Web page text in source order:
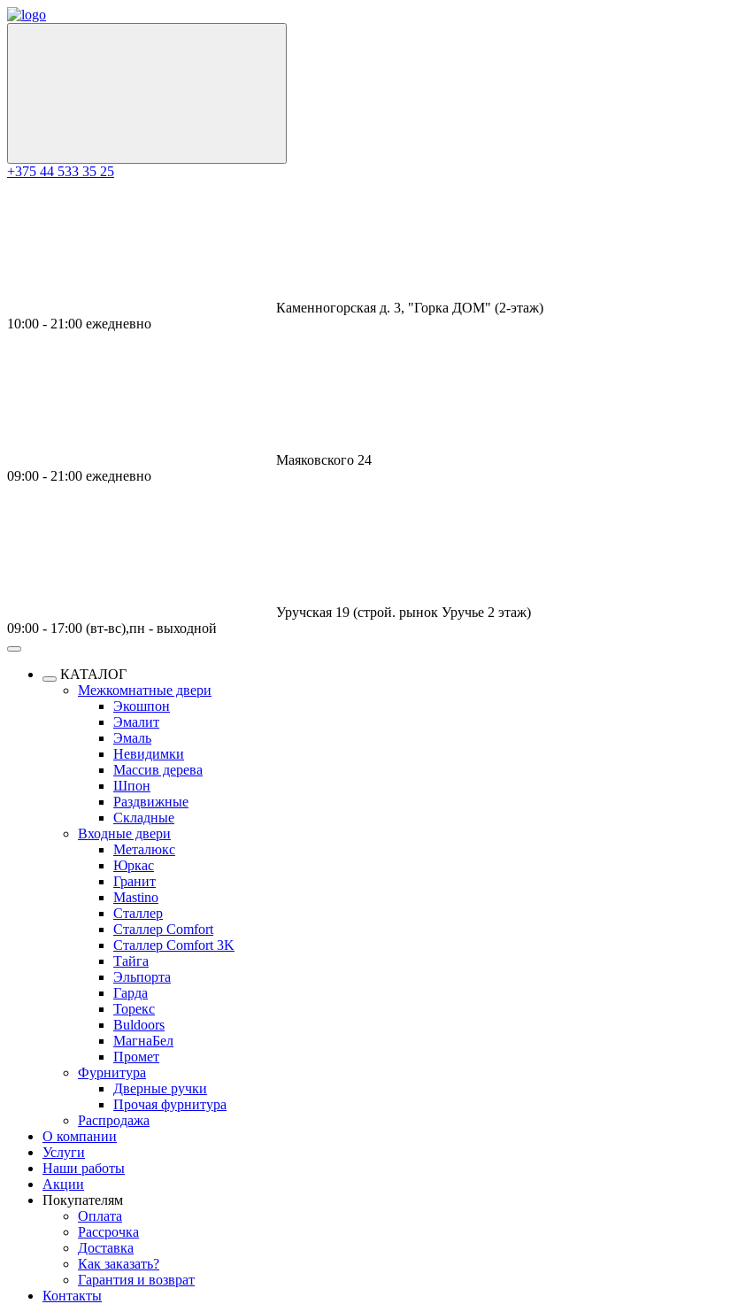
+375 44 533 35 25
Каменногорская д. 3, "Горка ДОМ" (2-этаж)
10:00 - 21:00 ежедневно
Маяковского 24
09:00 - 21:00 ежедневно
Уручская 19 (строй. рынок Уручье 2 этаж)
09:00 - 17:00 (вт-вс),пн - выходной
КАТАЛОГ
Межкомнатные двери
Экошпон
Эмалит
Эмаль
Невидимки
Массив дерева
Шпон
Раздвижные
Складные
Входные двери
Металюкс
Юркас
Гранит
Mastino
Сталлер
Сталлер Comfort
Сталлер Comfort 3K
Тайга
Эльпорта
Гарда
Торекс
Buldoors
МагнаБел
Промет
Фурнитура
Дверные ручки
Прочая фурнитура
Распродажа
О компании
Услуги
Наши работы
Акции
Покупателям
Оплата
Рассрочка
Доставка
Как заказать?
Гарантия и возврат
Контакты